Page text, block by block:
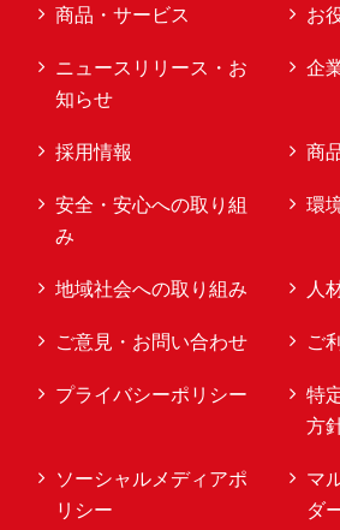
商品・サービス お
ニュースリリース・お
知らせ
企
採用情報 商
安全・安心への取り組
み
環
地域社会への取り組み 人
ご意見・お問い合わせ ご
プライバシーポリシー
特
方
ソーシャルメディアポ
リシー
マ
ダ